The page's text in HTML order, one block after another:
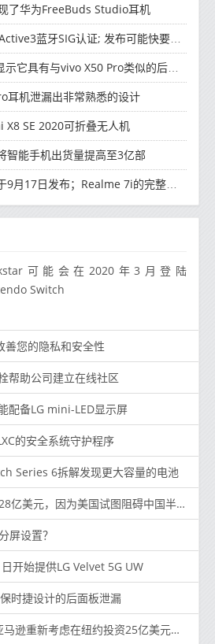
了华为FreeBuds Studio耳机
蓝牙SIG认证; 发布可能快要结束了
它具有与vivo X50 Pro类似的后部设计
耳机泄漏出非常熟悉的设计
X8 SE 2020可折叠无人机
智能手机出货量提高至3亿部
日发布；Realme 7i的完整规格并导致泄漏
可能会在2020年3月登陆
Switch
善您的隐私和安全性
帮助公司建立在线社区
配备LG mini-LED显示屏
的安全系统守护程序
Series 6拆解发现更大容量的电池
元，因为美国试图阻碍中国半导体的增长
屏设置？
开始提供LG Velvet 5G UW
时捷设计的后面板泄漏
重新考虑在纽约投资25亿美元的园区